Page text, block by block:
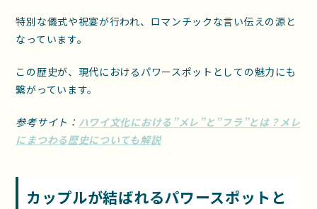
特別な儀式や祝宴が行われ、ロマンチックな言い伝えの源と
なっています。
この歴史が、現代におけるパワースポットとしての魅力にも
繋がっています。
参考サイト： ハワイ文化における”メレ”と”フラ”とは？メレ
にまつわる歴史についても解説
カップルが結ばれるパワースポットと